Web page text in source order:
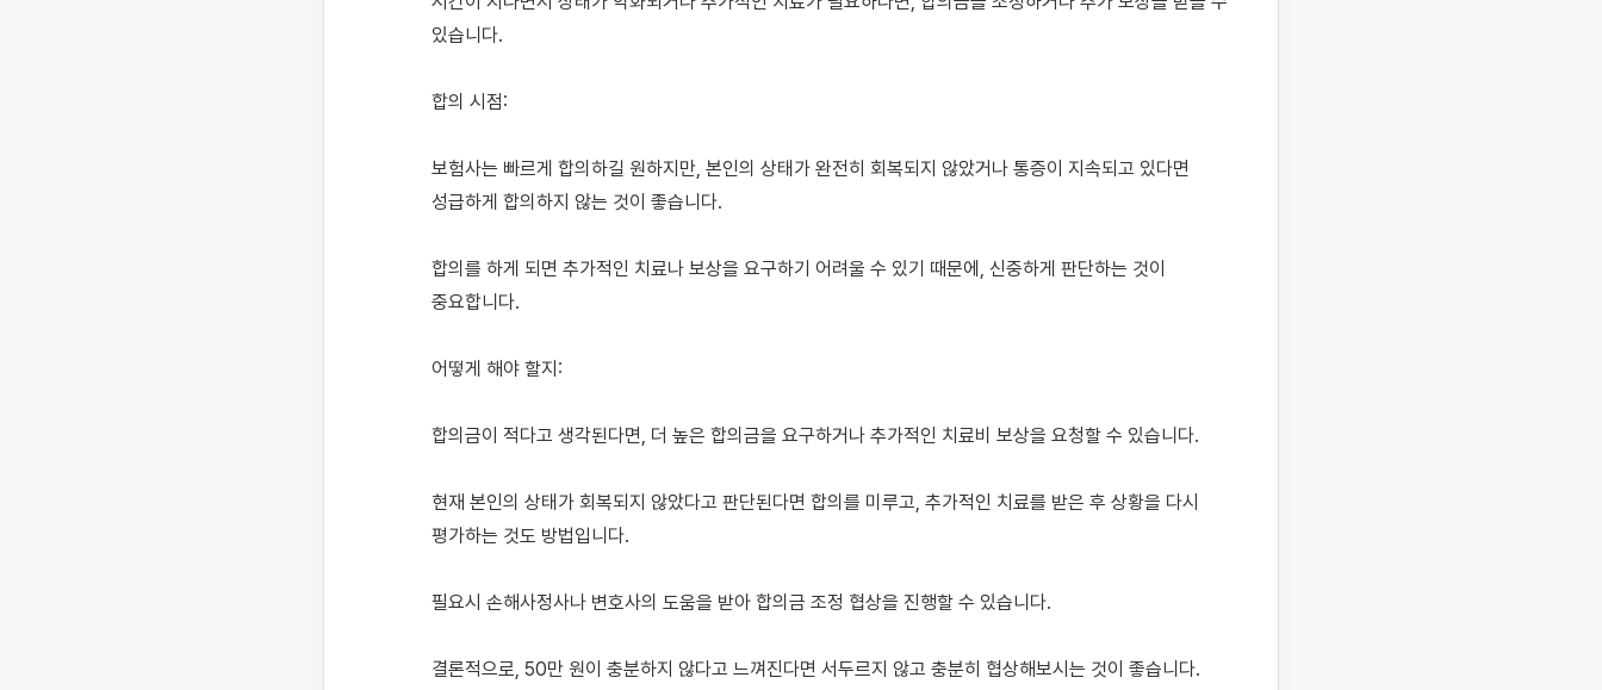
있습니다.
합의 시점:
보험사는 빠르게 합의하길 원하지만, 본인의 상태가 완전히 회복되지 않았거나 통증이 지속되고 있다면
성급하게 합의하지 않는 것이 좋습니다.
합의를 하게 되면 추가적인 치료나 보상을 요구하기 어려울 수 있기 때문에, 신중하게 판단하는 것이
중요합니다.
어떻게 해야 할지:
합의금이 적다고 생각된다면, 더 높은 합의금을 요구하거나 추가적인 치료비 보상을 요청할 수 있습니다.
현재 본인의 상태가 회복되지 않았다고 판단된다면 합의를 미루고, 추가적인 치료를 받은 후 상황을 다시
평가하는 것도 방법입니다.
필요시 손해사정사나 변호사의 도움을 받아 합의금 조정 협상을 진행할 수 있습니다.
결론적으로, 50만 원이 충분하지 않다고 느껴진다면 서두르지 않고 충분히 협상해보시는 것이 좋습니다.